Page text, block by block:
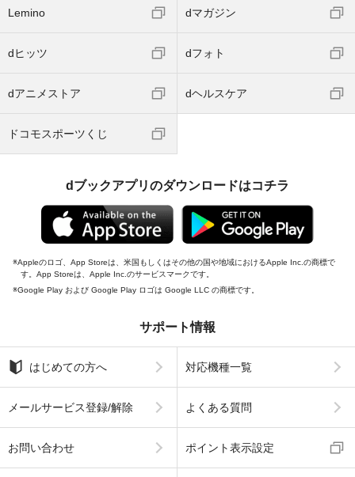
Lemino dマガジン
dヒッツ dフォト
dアニメストア dヘルスケア
ドコモスポーツくじ
dブックアプリのダウンロードはコチラ
Appleのロゴ、App Storeは、米国もしくはその他の国や地域におけるApple Inc.の商標で
す。App Storeは、Apple Inc.のサービスマークです。
Google Play および Google Play ロゴは Google LLC の商標です。
サポート情報
はじめての方へ 対応機種一覧
メールサービス登録/解除 よくある質問
お問い合わせ ポイント表示設定